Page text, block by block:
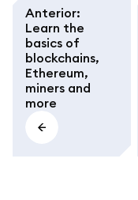
Anterior:
Learn the
basics of
blockchains,
Ethereum,
miners and
more